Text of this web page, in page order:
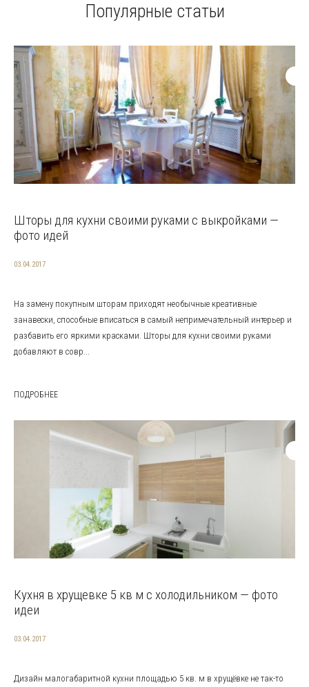
Популярные статьи
Шторы для кухни своими руками с выкройками —
фото идей
03.04.2017
На замену покупным шторам приходят необычные креативные
занавески, способные вписаться в самый непримечательный интерьер и
разбавить его яркими красками. Шторы для кухни своими руками
добавляют в совр...
ПОДРОБНЕЕ
Кухня в хрущевке 5 кв м с холодильником — фото
идеи
03.04.2017
Дизайн малогабаритной кухни площадью 5 кв. м в хрущёвке не так-то